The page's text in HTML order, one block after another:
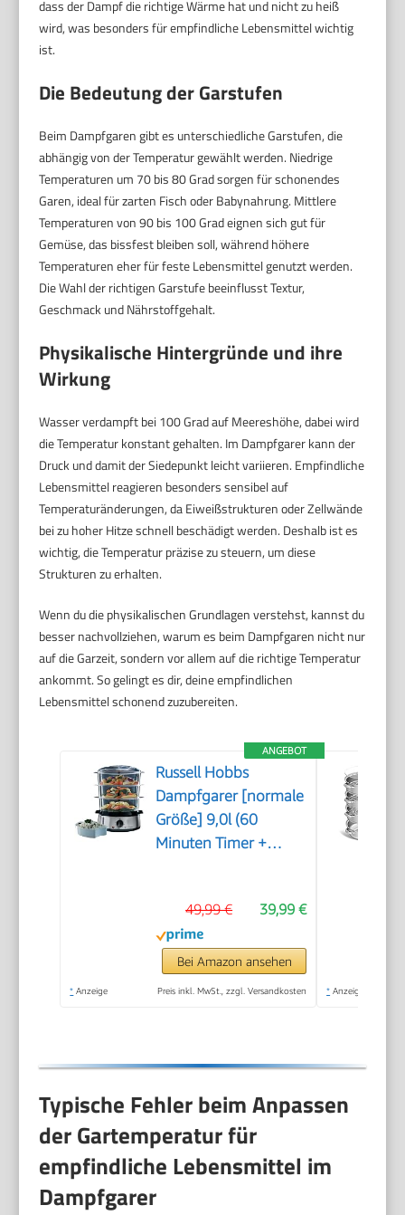
dass der Dampf die richtige Wärme hat und nicht zu heiß
wird, was besonders für empfindliche Lebensmittel wichtig
ist.
Die Bedeutung der Garstufen
Beim Dampfgaren gibt es unterschiedliche Garstufen, die
abhängig von der Temperatur gewählt werden. Niedrige
Temperaturen um 70 bis 80 Grad sorgen für schonendes
Garen, ideal für zarten Fisch oder Babynahrung. Mittlere
Temperaturen von 90 bis 100 Grad eignen sich gut für
Gemüse, das bissfest bleiben soll, während höhere
Temperaturen eher für feste Lebensmittel genutzt werden.
Die Wahl der richtigen Garstufe beeinflusst Textur,
Geschmack und Nährstoffgehalt.
Physikalische Hintergründe und ihre
Wirkung
Wasser verdampft bei 100 Grad auf Meereshöhe, dabei wird
die Temperatur konstant gehalten. Im Dampfgarer kann der
Druck und damit der Siedepunkt leicht variieren. Empfindliche
Lebensmittel reagieren besonders sensibel auf
Temperaturänderungen, da Eiweißstrukturen oder Zellwände
bei zu hoher Hitze schnell beschädigt werden. Deshalb ist es
wichtig, die Temperatur präzise zu steuern, um diese
Strukturen zu erhalten.
Wenn du die physikalischen Grundlagen verstehst, kannst du
besser nachvollziehen, warum es beim Dampfgaren nicht nur
auf die Garzeit, sondern vor allem auf die richtige Temperatur
ankommt. So gelingt es dir, deine empfindlichen
Lebensmittel schonend zuzubereiten.
ANGEBOT
Russell Hobbs
Dampfgarer [normale
Größe] 9,0l (60
Minuten Timer +
Dampfgarbehälter +
Reisschale/Reiskocher
+ 6
Eierhalter/Eierkocher,
39,99 €
49,99 €
Bei Amazon ansehen
* Anzeige Preis inkl. MwSt., zzgl. Versandkosten * Anzeige
Typische Fehler beim Anpassen
der Gartemperatur für
empfindliche Lebensmittel im
Dampfgarer